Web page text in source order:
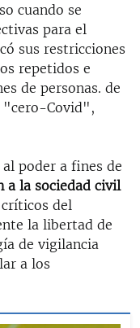
cuando se
para el
sus restricciones
repetidos e
de personas. de
"cero-Covid",
poder a fines de
a la sociedad civil
del
la libertad de
de vigilancia
a los